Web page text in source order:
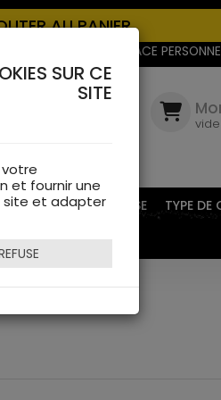
MON ESPACE
vide
DE CHASSE
TYPE DE
AU PANIER
SUR CE
SITE
et fournir une
site et adapter